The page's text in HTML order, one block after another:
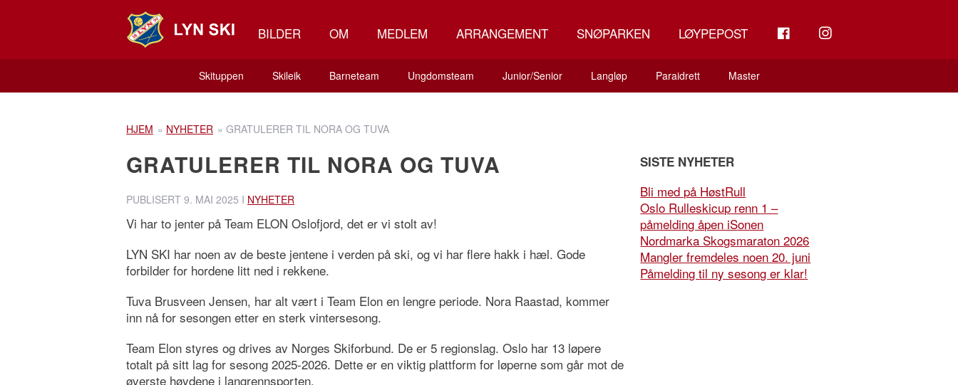
BILDER OM MEDLEM ARRANGEMENT SNØPARKEN LØYPEPOST INSTAGRAM
Skituppen Skileik Barneteam Ungdomsteam Junior/Senior Langløp Paraidrett Master
HJEM » NYHETER » GRATULERER TIL NORA OG TUVA
GRATULERER TIL NORA OG TUVA
PUBLISERT 9. MAI 2025 I NYHETER
Vi har to jenter på Team ELON Oslofjord, det er vi stolt av!
LYN SKI har noen av de beste jentene i verden på ski, og vi har flere hakk i hæl. Gode
forbilder for hordene litt ned i rekkene.
Tuva Brusveen Jensen, har alt vært i Team Elon en lengre periode. Nora Raastad, kommer
inn nå for sesongen etter en sterk vintersesong.
Team Elon styres og drives av Norges Skiforbund. De er 5 regionslag. Oslo har 13 løpere
totalt på sitt lag for sesong 2025-2026. Dette er en viktig plattform for løperne som går mot de
øverste høydene i langrennsporten.
SISTE NYHETER
Bli med på HøstRull
Oslo Rulleskicup renn 1 –
påmelding åpen iSonen
Nordmarka Skogsmaraton 2026
Mangler fremdeles noen 20. juni
Påmelding til ny sesong er klar!